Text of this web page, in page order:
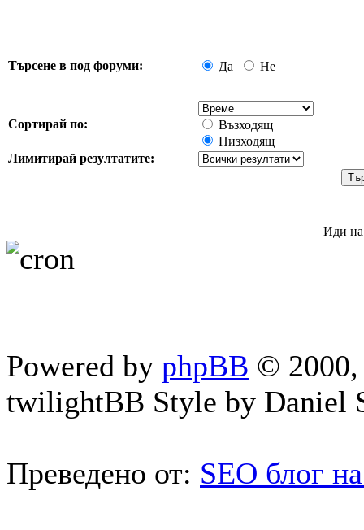
Търсене в под форуми: Да Не
Сортирай по:
Възходящ
Низходящ
Лимитирай резултатите:
Иди
Powered by phpBB © 2000,
twilightBB Style by Daniel
Преведено от: SEO блог